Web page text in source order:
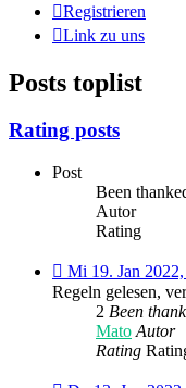
Registrieren
Link zu uns
Posts toplist
Rating posts
Post
Been
Autor
Rating
Mi
19.
Jan
2022,
11:14 Re:
Forenregeln
Mi 19. Jan
Regeln gelesen,
2 Been
Mato Autor
Rating